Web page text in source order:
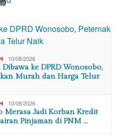
10/08/2026
ke DPRD Wonosobo,
Murah dan Harga Telur
10/08/2026
Merasa Jadi Korban Kredit
Pinjaman di PNM …